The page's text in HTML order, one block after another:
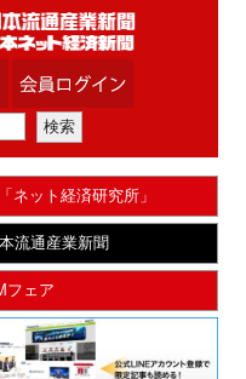
ネット経済研究所」
流通産業新聞
フェア